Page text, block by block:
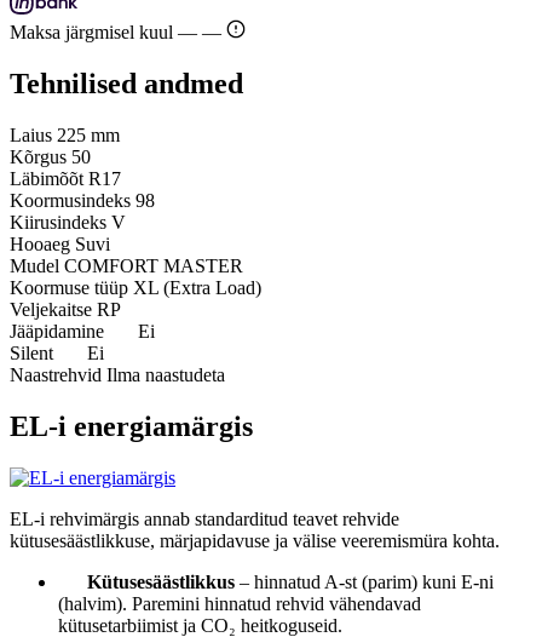
Maksa järgmisel kuul — —
Tehnilised andmed
Laius 225 mm
Kõrgus 50
Läbimõõt R17
Koormusindeks 98
Kiirusindeks V
Hooaeg Suvi
Mudel COMFORT MASTER
Koormuse tüüp XL (Extra Load)
Veljekaitse RP
Jääpidamine
Ei
Silent
Ei
Naastrehvid Ilma naastudeta
EL-i energiamärgis
EL-i rehvimärgis annab standarditud teavet rehvide
kütusesäästlikkuse, märjapidavuse ja välise veeremismüra kohta.
Kütusesäästlikkus – hinnatud A-st (parim) kuni E-ni
(halvim). Paremini hinnatud rehvid vähendavad
kütusetarbiimist ja CO₂ heitkoguseid.